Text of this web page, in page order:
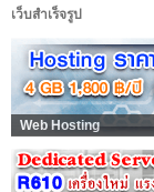
เว็บสำเร็จรูป
Web Hosting